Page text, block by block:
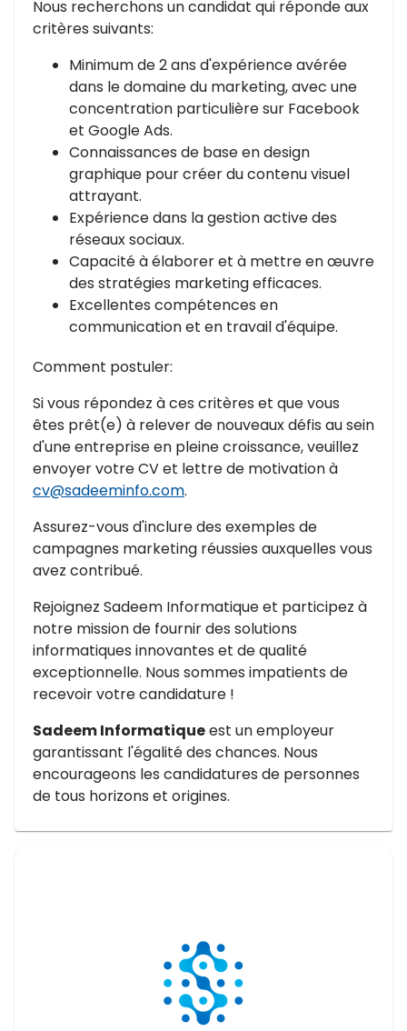
Nous recherchons un candidat qui réponde aux
critères suivants:
Minimum de 2 ans d'expérience avérée
dans le domaine du marketing, avec une
concentration particulière sur Facebook
et Google Ads.
Connaissances de base en design
graphique pour créer du contenu visuel
attrayant.
Expérience dans la gestion active des
réseaux sociaux.
Capacité à élaborer et à mettre en œuvre
des stratégies marketing efficaces.
Excellentes compétences en
communication et en travail d'équipe.
Comment postuler:
Si vous répondez à ces critères et que vous
êtes prêt(e) à relever de nouveaux défis au sein
d'une entreprise en pleine croissance, veuillez
envoyer votre CV et lettre de motivation à
cv@sadeeminfo.com.
Assurez-vous d'inclure des exemples de
campagnes marketing réussies auxquelles vous
avez contribué.
Rejoignez Sadeem Informatique et participez à
notre mission de fournir des solutions
informatiques innovantes et de qualité
exceptionnelle. Nous sommes impatients de
recevoir votre candidature !
Sadeem Informatiqueest un employeur
garantissant l'égalité des chances. Nous
encourageons les candidatures de personnes
de tous horizons et origines.